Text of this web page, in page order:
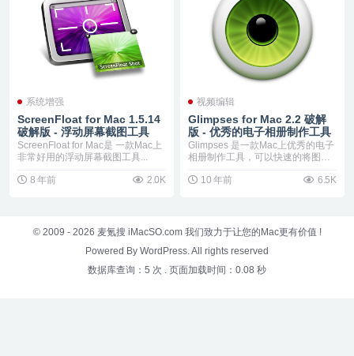
系统增强
ScreenFloat for Mac 1.5.14
破解版 - 浮动屏幕截图工具
ScreenFloat for Mac是 一款Mac上
非常好用的浮动屏幕截图工具...
8 年前 2.0K
视频编辑
Glimpses for Mac 2.2 破解
版 - 优秀的电子相册制作工具
Glimpses 是一款Mac上优秀的电子
相册制作工具，可以快速的将图片
10 年前
6.5K
© 2009 - 2026 麦氪搜 iMacSO.com 我们致力于让您的Mac更有价值 !
Powered By WordPress. All rights reserved
数据库查询：5 次 . 页面加载时间：0.08 秒